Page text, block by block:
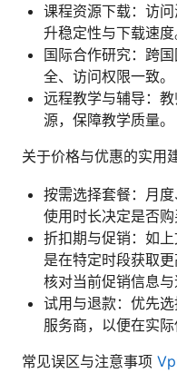
课程资源下载：访
升稳定性与下载速度
国际合作研究：跨
全、访问权限一致。
远程教学与辅导：
源，保障教学质量。
关于价格与优惠的实用
按需选择套餐：月
使用时长决定是否购
折扣期与促销：如
是在特定时段获取
核对当前促销信息与
试用与退款：优先
服务商，以便在实际
常见误区与注意事项